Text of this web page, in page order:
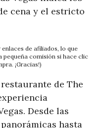
cena y el estricto
de afiliados, lo que
pequeña comisión si hace clic
¡Gracias!)
de The
Desde las
hasta